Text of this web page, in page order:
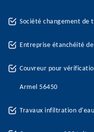
Société changement de
Entreprise étanchéité
Couvreur pour
Armel 56450
Travaux infiltration